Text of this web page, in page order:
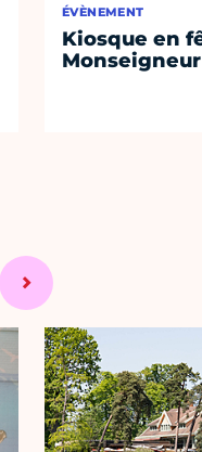
ÉVÈNEMENT
Kiosque en